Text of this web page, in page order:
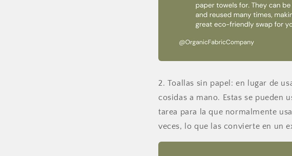
2. Toallas sin papel: en lugar de
cosidas a mano. Estas se
tarea para la que normalmente
veces, lo que las convierte en un